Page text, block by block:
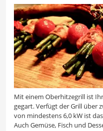
Mit einem Oberhitzegrill ist
gegart. Verfügt der Grill über
von mindestens 6,0 kW ist
Auch Gemüse, Fisch und